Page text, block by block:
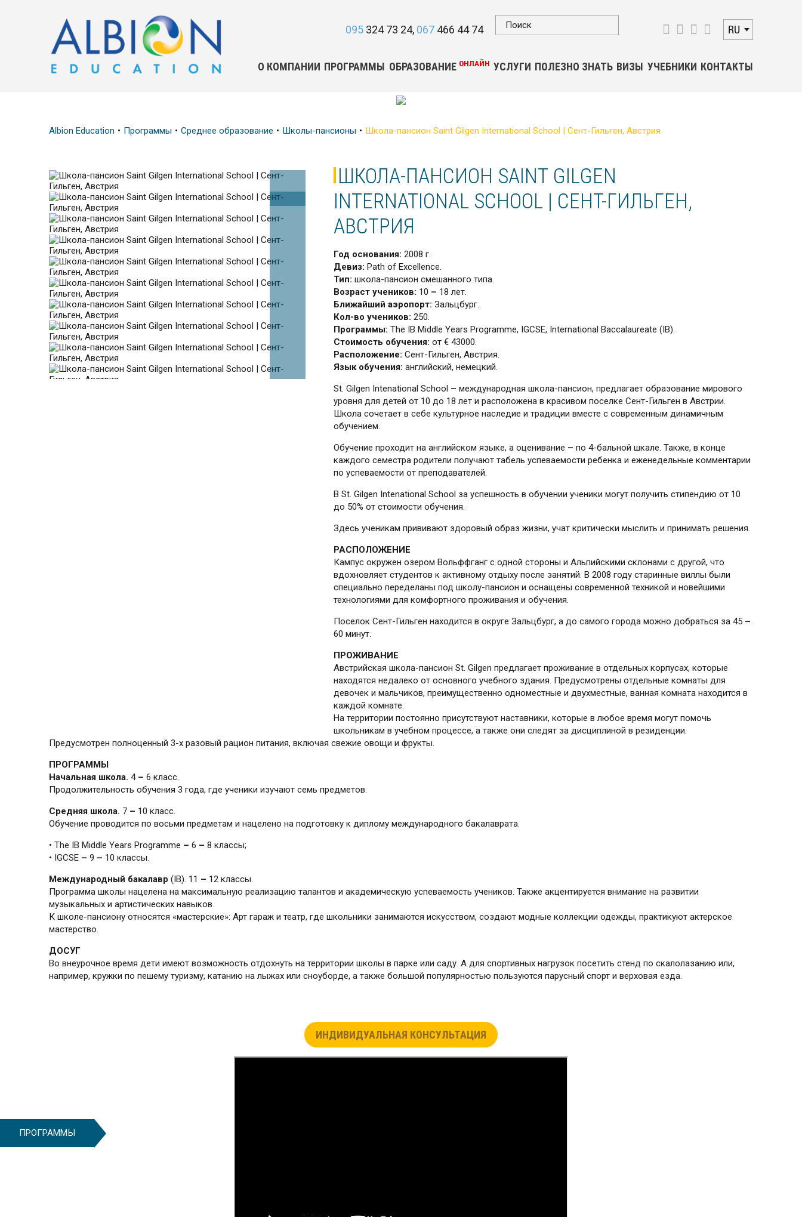
095 324 73 24 067 466 44 74 RU
О КОМПАНИИ ПРОГРАММЫ ОБРАЗОВАНИЕ ОНЛАЙН УСЛУГИ ПОЛЕЗНО ЗНАТЬ ВИЗЫ УЧЕБНИКИ КОНТАКТЫ
Albion Education Программы Среднее образование Школы-пансионы Школа-пансион Saint Gilgen International School | Сент-Гильген, Австрия
ШКОЛА-ПАНСИОН SAINT GILGEN
INTERNATIONAL SCHOOL | СЕНТ-ГИЛЬГЕН,
АВСТРИЯ
Год основания: 2008 г.
Девиз: Path of Excellence.
Тип: школа-пансион смешанного типа.
Возраст учеников: 10 – 18 лет.
Ближайший аэропорт: Зальцбург.
Кол-во учеников: 250.
Программы: The IB Middle Years Programme, IGCSE, International Baccalaureate (IB).
Стоимость обучения: от € 43000.
Расположение: Сент-Гильген, Австрия.
Язык обучения: английский, немецкий.
St. Gilgen Intenational School – международная школа-пансион, предлагает образование мирового
уровня для детей от 10 до 18 лет и расположена в красивом поселке Сент-Гильген в Австрии.
Школа сочетает в себе культурное наследие и традиции вместе с современным динамичным
обучением.
Обучение проходит на английском языке, а оценивание – по 4-бальной шкале. Также, в конце
каждого семестра родители получают табель успеваемости ребенка и еженедельные комментарии
по успеваемости от преподавателей.
В St. Gilgen Intenational School за успешность в обучении ученики могут получить стипендию от 10
до 50% от стоимости обучения.
Здесь ученикам прививают здоровый образ жизни, учат критически мыслить и принимать решения.
РАСПОЛОЖЕНИЕ
Кампус окружен озером Вольффганг с одной стороны и Альпийскими склонами с другой, что
вдохновляет студентов к активному отдыху после занятий. В 2008 году старинные виллы были
специально переделаны под школу-пансион и оснащены современной техникой и новейшими
технологиями для комфортного проживания и обучения.
Поселок Сент-Гильген находится в округе Зальцбург, а до самого города можно добраться за 45 –
60 минут.
ПРОЖИВАНИЕ
Австрийская школа-пансион St. Gilgen предлагает проживание в отдельных корпусах, которые
находятся недалеко от основного учебного здания. Предусмотрены отдельные комнаты для
девочек и мальчиков, преимущественно одноместные и двухместные, ванная комната находится в
каждой комнате.
На территории постоянно присутствуют наставники, которые в любое время могут помочь
школьникам в учебном процессе, а также они следят за дисциплиной в резиденции.
Предусмотрен полноценный 3-х разовый рацион питания, включая свежие овощи и фрукты.
ПРОГРАММЫ
Начальная школа. 4 – 6 класс.
Продолжительность обучения 3 года, где ученики изучают семь предметов.
Средняя школа. 7 – 10 класс.
Обучение проводится по восьми предметам и нацелено на подготовку к диплому международного бакалаврата.
• The IB Middle Years Programme – 6 – 8 классы;
• IGCSE – 9 – 10 классы.
Международный бакалавр (IB). 11 – 12 классы.
Программа школы нацелена на максимальную реализацию талантов и академическую успеваемость учеников. Также акцентируется внимание на развитии
музыкальных и артистических навыков.
К школе-пансиону относятся «мастерские»: Арт гараж и театр, где школьники занимаются искусством, создают модные коллекции одежды, практикуют актерское
мастерство.
ДОСУГ
Во внеурочное время дети имеют возможность отдохнуть на территории школы в парке или саду. А для спортивных нагрузок посетить стенд по скалолазанию или,
например, кружки по пешему туризму, катанию на лыжах или сноуборде, а также большой популярностью пользуются парусный спорт и верховая езда.
ИНДИВИДУАЛЬНАЯ КОНСУЛЬТАЦИЯ
ПРОГРАММЫ